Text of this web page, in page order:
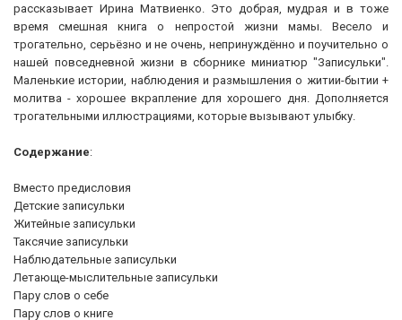
рассказывает Ирина Матвиенко. Это добрая, мудрая и в тоже
время смешная книга о непростой жизни мамы. Весело и
трогательно, серьёзно и не очень, непринуждённо и поучительно о
нашей повседневной жизни в сборнике миниатюр "Записульки".
Маленькие истории, наблюдения и размышления о житии-бытии +
молитва - хорошее вкрапление для хорошего дня. Дополняется
трогательными иллюстрациями, которые вызывают улыбку.
Содержание:
Вместо предисловия
Детские записульки
Житейные записульки
Таксячие записульки
Наблюдательные записульки
Летающе-мыслительные записульки
Пару слов о себе
Пару слов о книге